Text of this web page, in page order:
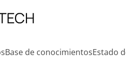
Base de conocimientosEstado